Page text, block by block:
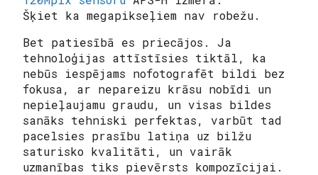
Šķiet ka megapikseļiem nav robežu.
Bet patiesībā es priecājos. Ja
tehnoloģijas attīstīsies tiktāl, ka
nebūs iespējams nofotografēt bildi bez
fokusa, ar nepareizu krāsu nobīdi un
nepieļaujamu graudu, un visas bildes
sanāks tehniski perfektas, varbūt tad
pacelsies prasību latiņa uz bilžu
saturisko kvalitāti, un vairāk
uzmanības tiks pievērsts kompozīcijai.